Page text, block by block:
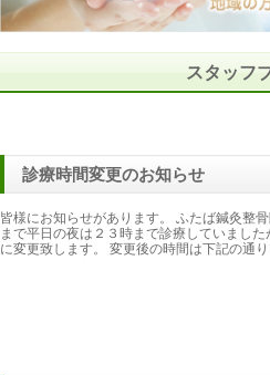
スタッフ
診療時間変更のお知らせ
皆様にお知らせがあります。 ふたば鍼灸整
まで平日の夜は２３時まで診療していまし
に変更致します。 変更後の時間は下記の通